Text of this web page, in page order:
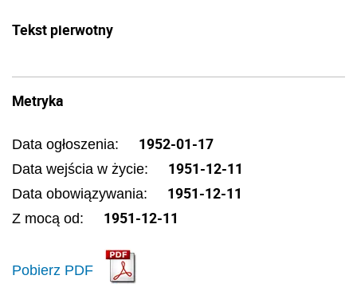
Tekst pierwotny
Metryka
Data ogłoszenia: 1952-01-17
Data wejścia w życie: 1951-12-11
Data obowiązywania: 1951-12-11
Z mocą od: 1951-12-11
Pobierz PDF